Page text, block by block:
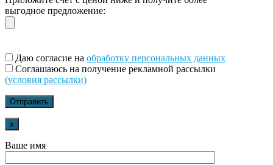
выгодное предложение:
Даю согласие на обработку персональных данных
Соглашаюсь на получение рекламной рассылки
(условия рассылки)
x
Ваше имя